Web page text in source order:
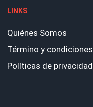
LINKS
Quiénes Somos
Término y condiciones
Políticas de privacidad